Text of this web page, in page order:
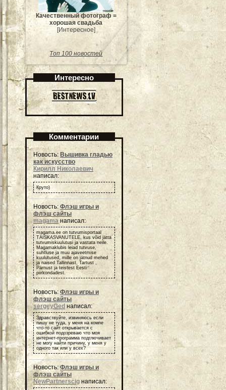
Качественный фотограф =
хорошая свадьба
[Интересное]
Топ 100 новостей
Интересно
Комментарии
Новость: Вышивка гладью
как искусство
Кирилл Николаевич
написал:
Круто)
Новость: Флэш игры и
флэш сайты
magama написал:
magama.ee on tutvumisportaal
TÄISKASVANUTELE, kus võid jätta
tutvumiskuulutusi ja vastata neile.
Magamaklubis leiad tutvuse,
suhtluse ja muu ajaveetmise
kuulutused, mille on jätnud mehed
ja naised Tallinnast, Tartust ,
Pärnust ja teistest Eesti
piirkondadest.
Новость: Флэш игры и
флэш сайты
sergeyGed написал:
Здравствуйте, извиняюсь если
пишу не туда, у меня на компе
что-то сайт открывается с
ошибкой подозреваю что моя
интернет-программа подглючивает
не могу найти причину, у меня у
одного так или у всех?
Новость:Флэш игры и
флэш сайты
NewPartnerscig написал: